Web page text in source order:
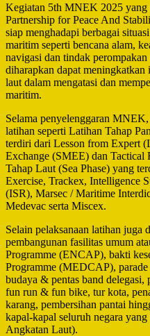
Kegiatan 5th MNEK 2025 yang
Partnership for Peace And
siap menghadapi berbagai
maritim seperti bencana alam,
navigasi dan tindak
diharapkan dapat meningkatkan
laut dalam mengatasi dan
maritim.
Selama penyelenggaran
latihan seperti Latihan Tahap
terdiri dari Lesson from Expert
Exchange (SMEE) dan
Tahap Laut (Sea Phase) yang
Exercise, Trackex, Intelligence
(ISR), Marsec / Maritime
Medevac serta Miscex.
Selain pelaksanaan latihan juga
pembangunan fasilitas umum
Programme (ENCAP), bakti
Programme (MEDCAP),
budaya & pentas band
fun run & fun bike, tur kota,
karang, pembersihan pantai
kapal-kapal seluruh negara
Angkatan Laut).